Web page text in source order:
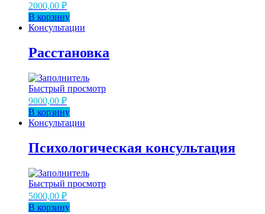
2000,00 ₽
В корзину
Консультации
Расстановка
Быстрый просмотр
9000,00 ₽
В корзину
Консультации
Психологическая консультация
Быстрый просмотр
5000,00 ₽
В корзину